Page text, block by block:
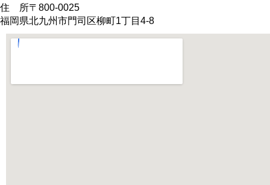
住 所〒800-0025
福岡県北九州市門司区柳町1丁目4-8